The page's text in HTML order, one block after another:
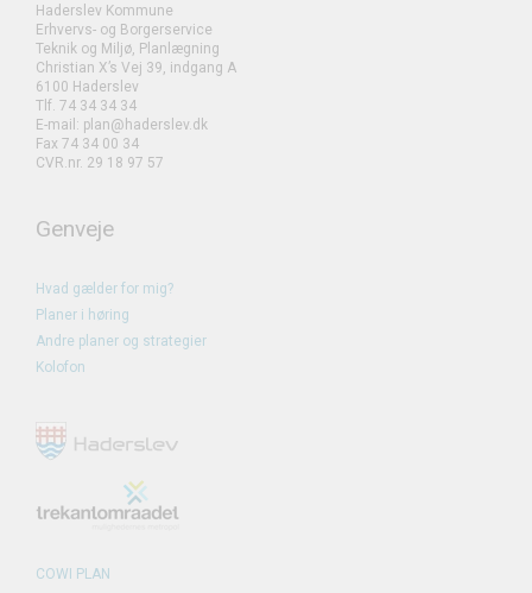
Haderslev Kommune
Erhvervs- og Borgerservice
Teknik og Miljø, Planlægning
Christian X’s Vej 39, indgang A
6100 Haderslev
Tlf. 74 34 34 34
E-mail: plan@haderslev.dk
Fax 74 34 00 34
CVR.nr. 29 18 97 57
Genveje
Hvad gælder for mig?
Planer i høring
Andre planer og strategier
Kolofon
COWI PLAN